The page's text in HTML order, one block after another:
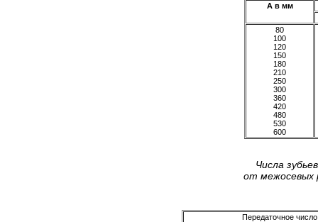
А в мм
80
100
120
150
180
210
250
300
360
420
480
530
600
Числа
от межосевых
Передаточное число